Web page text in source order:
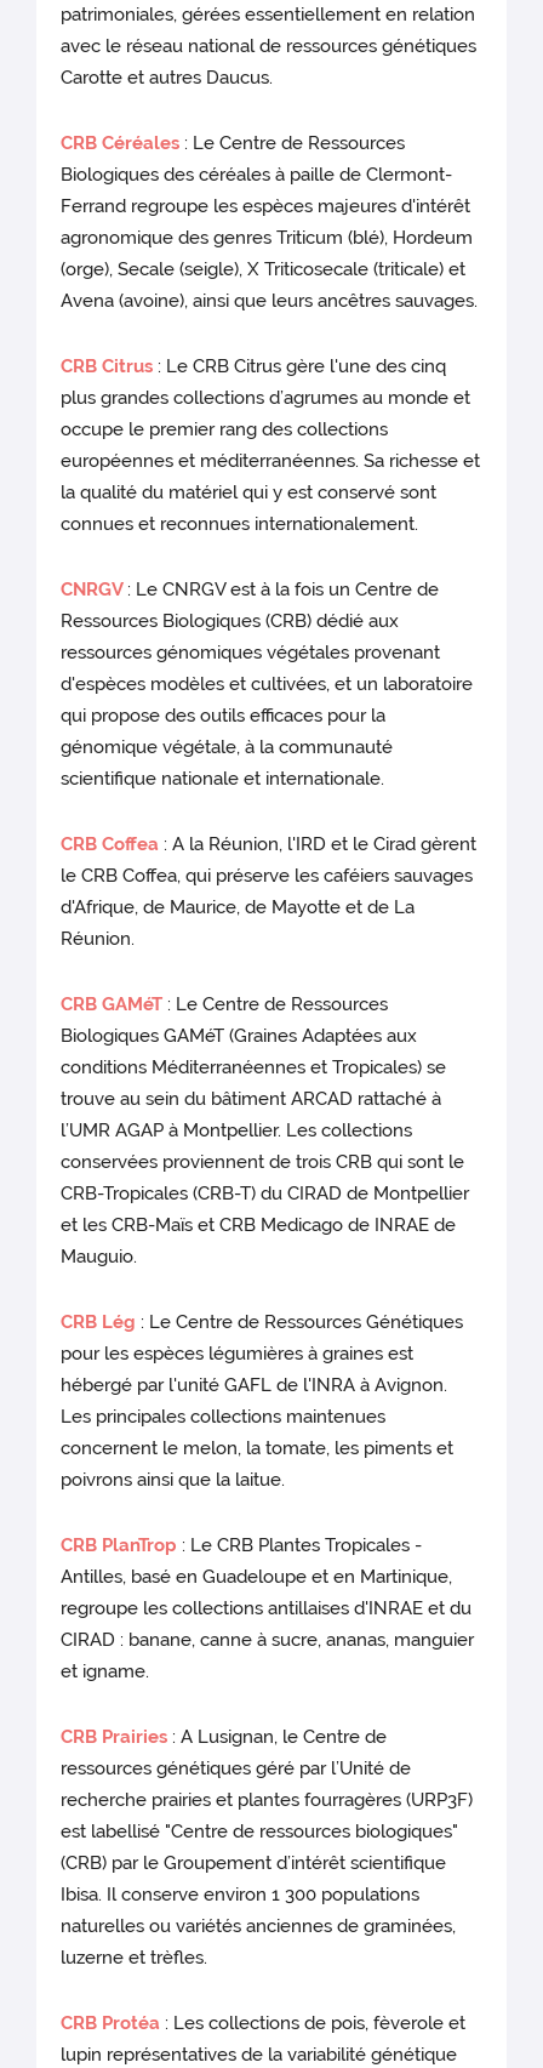
patrimoniales, gérées essentiellement en relation
avec le réseau national de ressources génétiques
Carotte et autres Daucus.
CRB Céréales : Le Centre de Ressources
Biologiques des céréales à paille de Clermont-
Ferrand regroupe les espèces majeures d'intérêt
agronomique des genres Triticum (blé), Hordeum
(orge), Secale (seigle), X Triticosecale (triticale) et
Avena (avoine), ainsi que leurs ancêtres sauvages.
CRB Citrus : Le CRB Citrus gère l'une des cinq
plus grandes collections d’agrumes au monde et
occupe le premier rang des collections
européennes et méditerranéennes. Sa richesse et
la qualité du matériel qui y est conservé sont
connues et reconnues internationalement.
CNRGV : Le CNRGV est à la fois un Centre de
Ressources Biologiques (CRB) dédié aux
ressources génomiques végétales provenant
d'espèces modèles et cultivées, et un laboratoire
qui propose des outils efficaces pour la
génomique végétale, à la communauté
scientifique nationale et internationale.
CRB Coffea : A la Réunion, l'IRD et le Cirad gèrent
le CRB Coffea, qui préserve les caféiers sauvages
d'Afrique, de Maurice, de Mayotte et de La
Réunion.
CRB GAMéT : Le Centre de Ressources
Biologiques GAMéT (Graines Adaptées aux
conditions Méditerranéennes et Tropicales) se
trouve au sein du bâtiment ARCAD rattaché à
l’UMR AGAP à Montpellier. Les collections
conservées proviennent de trois CRB qui sont le
CRB-Tropicales (CRB-T) du CIRAD de Montpellier
et les CRB-Maïs et CRB Medicago de INRAE de
Mauguio.
CRB Lég : Le Centre de Ressources Génétiques
pour les espèces légumières à graines est
hébergé par l'unité GAFL de l'INRA à Avignon.
Les principales collections maintenues
concernent le melon, la tomate, les piments et
poivrons ainsi que la laitue.
CRB PlanTrop : Le CRB Plantes Tropicales -
Antilles, basé en Guadeloupe et en Martinique,
regroupe les collections antillaises d'INRAE et du
CIRAD : banane, canne à sucre, ananas, manguier
et igname.
CRB Prairies : A Lusignan, le Centre de
ressources génétiques géré par l’Unité de
recherche prairies et plantes fourragères (URP3F)
est labellisé "Centre de ressources biologiques"
(CRB) par le Groupement d’intérêt scientifique
Ibisa. Il conserve environ 1 300 populations
naturelles ou variétés anciennes de graminées,
luzerne et trèfles.
CRB Protéa : Les collections de pois, fèverole et
lupin représentatives de la variabilité génétique